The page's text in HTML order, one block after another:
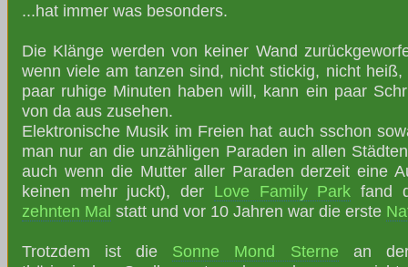
...hat immer was besonders.
Die Klänge werden von keiner Wand
wenn viele am tanzen sind, nicht stickig, nicht
paar ruhige Minuten haben will, kann ein paar
von da aus zusehen.
Elektronische Musik im Freien hat auch sschon
man nur an die unzähligen Paraden in allen
auch wenn die Mutter aller Paraden derzeit eine
keinen mehr juckt), der Love Family Park fand
zehnten Mal statt und vor 10 Jahren war die erste
Trotzdem ist die Sonne Mond Sterne an der